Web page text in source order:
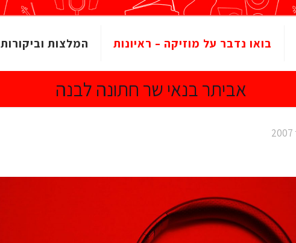
בואו נדבר על מוזיקה – ראיונות המלצות וביקורות
אביתר בנאי שר חתונה לבנה